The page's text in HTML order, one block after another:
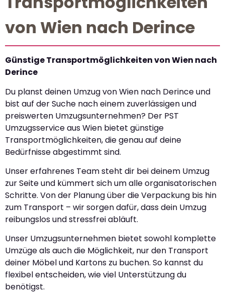
von Wien nach Derince
Günstige Transportmöglichkeiten von Wien nach
Derince
Du planst deinen Umzug von Wien nach Derince und
bist auf der Suche nach einem zuverlässigen und
preiswerten Umzugsunternehmen? Der PST
Umzugsservice aus Wien bietet günstige
Transportmöglichkeiten, die genau auf deine
Bedürfnisse abgestimmt sind.
Unser erfahrenes Team steht dir bei deinem Umzug
zur Seite und kümmert sich um alle organisatorischen
Schritte. Von der Planung über die Verpackung bis hin
zum Transport – wir sorgen dafür, dass dein Umzug
reibungslos und stressfrei abläuft.
Unser Umzugsunternehmen bietet sowohl komplette
Umzüge als auch die Möglichkeit, nur den Transport
deiner Möbel und Kartons zu buchen. So kannst du
flexibel entscheiden, wie viel Unterstützung du
benötigst.